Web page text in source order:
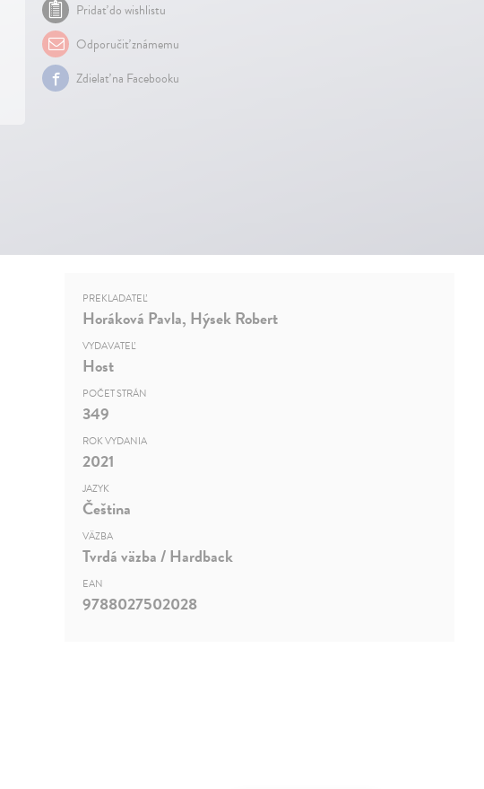
Pridať do wishlistu
Odporučiť známemu
Zdielať na Facebooku
PREKLADATEĽ
Horáková Pavla, Hýsek Robert
VYDAVATEĽ
Host
POČET STRÁN
349
ROK VYDANIA
2021
JAZYK
Čeština
VÄZBA
Tvrdá väzba / Hardback
EAN
9788027502028